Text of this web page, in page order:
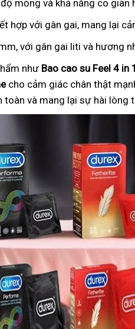
mỏng và khả năng co
hợp với gân gai, mang lại
với gân gai liti và hương
như Bao cao su Feel 4 in 1
cho cảm giác chân thật
toàn và mang lại sự hài lòng